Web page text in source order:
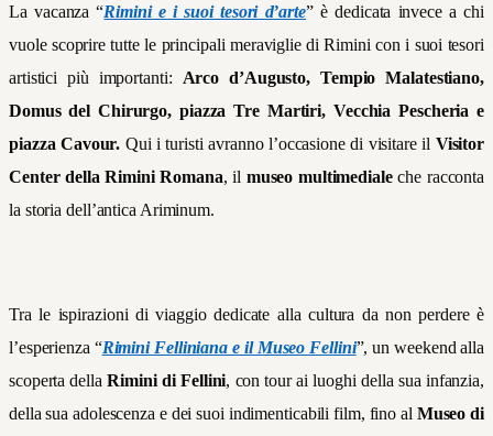
La vacanza “Rimini e i suoi tesori d’arte” è dedicata invece a chi
vuole scoprire tutte le principali meraviglie di Rimini con i suoi tesori
artistici più importanti: Arco d’Augusto, Tempio Malatestiano,
Domus del Chirurgo, piazza Tre Martiri, Vecchia Pescheria e
piazza Cavour. Qui i turisti avranno l’occasione di visitare il Visitor
Center della Rimini Romana, il museo multimedialeche racconta
la storia dell’antica Ariminum.
Tra le ispirazioni di viaggio dedicate alla cultura da non perdere è
l’esperienza “Rimini Felliniana e il Museo Fellini”, un weekend alla
scoperta dellaRimini di Fellini, con tour ai luoghi della sua infanzia,
della sua adolescenza e dei suoi indimenticabili film, fino al Museo di